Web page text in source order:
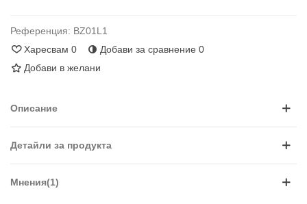
Референция: BZ01L1
Харесвам 0 Добави за сравнение 0
Добави в желани
Описание
Детайли за продукта
Мнения(1)